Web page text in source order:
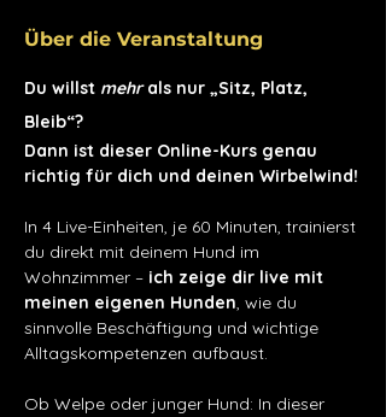
Über die Veranstaltung
Du willst mehr als nur „Sitz, Platz,
Bleib“?
Dann ist dieser Online-Kurs genau
richtig für dich und deinen Wirbelwind!
In 4 Live-Einheiten, je 60 Minuten, trainierst
du direkt mit deinem Hund im
Wohnzimmer – ich zeige dir live mit
meinen eigenen Hunden, wie du
sinnvolle Beschäftigung und wichtige
Alltagskompetenzen aufbaust.
Ob Welpe oder junger Hund: In dieser